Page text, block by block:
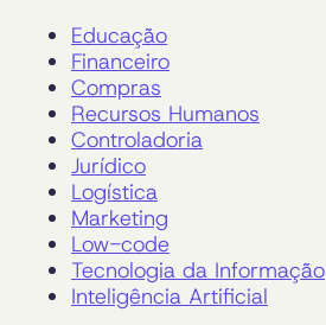
Educação
Financeiro
Compras
Recursos Humanos
Controladoria
Jurídico
Logística
Marketing
Low-code
Tecnologia da Informação
Inteligência Artificial